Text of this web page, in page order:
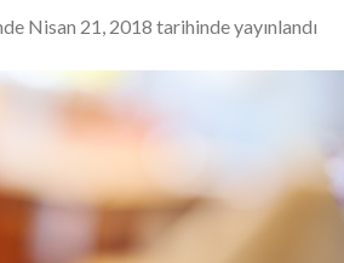
Nisan 21, 2018 tarihinde yayınlandı